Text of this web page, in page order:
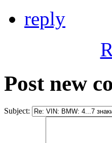
reply
Post new
Subject: